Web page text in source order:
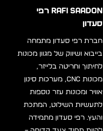
RAFI SAADON רפי
סעדון
חברת רפי סעדון מתמחה
בייבוא ושיווק של מגוון מכונות
לחיתוך וחריטה בלייזר,
מכונות CNC, מערכות סינון
אוויר ומכונות עזר נוספות
לתעשיות השילוט, המתכת
והעץ. רפי סעדון מתמידה